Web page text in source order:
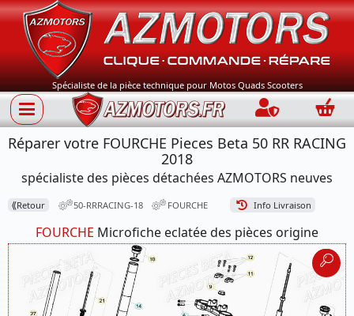
Spécialiste de la pièce technique pour Motos Quads Scooters
Connection
Réparer votre FOURCHE Pieces Beta 50 RR RACING
2018
spécialiste des pièces détachées AZMOTORS neuves
⟪Retour 50-RRRACING-18 FOURCHE Info Livraison
FOURCHE Microfiche eclatée des pièces origine